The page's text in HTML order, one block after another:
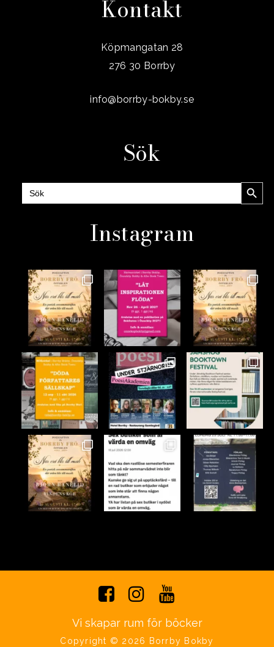
Kontakt
Köpmangatan 28
276 30 Borrby
info@borrby-bokby.se
Sök
Sök
efter:
Instagram
Vi skapar rum för böcker
Copyright © 2026 Borrby Bokby